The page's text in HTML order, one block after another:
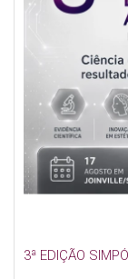
3ª EDIÇÃO